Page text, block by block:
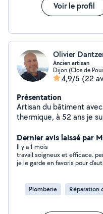
Voir le profil
Olivier
Ancien artisan
Dijon (Clos de
4,9/5 (22
Présentation
Artisan du bâtiment
thermique, à 52 ans je
extérieurs !
Dernier avis laissé par
Il y a 1 mois
travail soigneux et efficace.
je le garde en favoris pour
Plomberie Réparation